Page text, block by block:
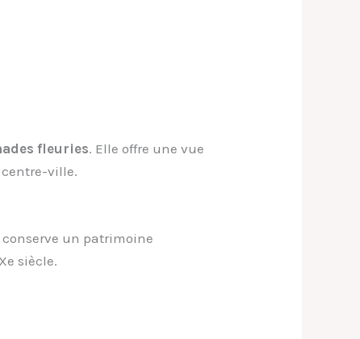
fleuries. Elle offre une vue
ville.
conserve un patrimoine
siècle.